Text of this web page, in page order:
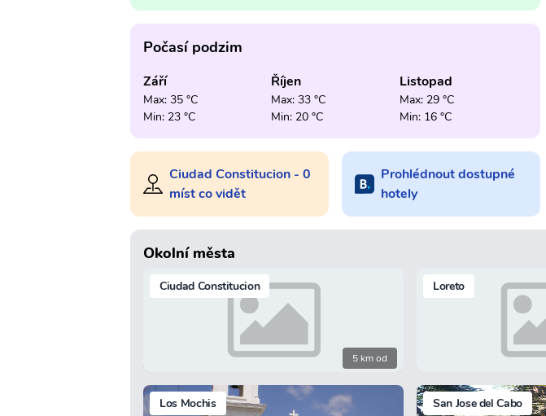
Počasí podzim
Září
Max: 35 °C
Min: 23 °C
Říjen
Max: 33 °C
Min: 20 °C
Listopad
Max: 29 °C
Min: 16 °C
Ciudad Constitucion - 0
míst co vidět
Prohlédnout dostupné
hotely
Okolní města
Ciudad Constitucion
5 km od
Loreto
Los Mochis San Jose del Cabo